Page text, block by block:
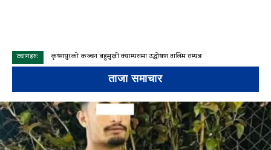
ट्यागहरु: कृष्णपुरको कञ्चन बहुमुखी क्याम्पसमा उद्घोषण तालिम सम्पन्न
ताजा समाचार